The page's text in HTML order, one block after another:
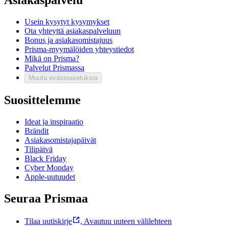
Usein kysytyt kysymykset
Ota yhteyttä asiakaspalveluun
Bonus ja asiakasomistajuus
Prisma-myymälöiden yhteystiedot
Mikä on Prisma?
Palvelut Prismassa
Muuta evästeasetuksia
Suosittelemme
Ideat ja inspiraatio
Brändit
Asiakasomistajapäivät
Tilipäivä
Black Friday
Cyber Monday
Apple-uutuudet
Seuraa Prismaa
Tilaa uutiskirje , Avautuu uuteen välilehteen